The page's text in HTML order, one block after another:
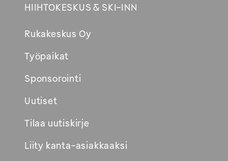
HIIHTOKESKUS & SKI-INN
Rukakeskus Oy
Työpaikat
Sponsorointi
Uutiset
Tilaa uutiskirje
Liity kanta-asiakkaaksi